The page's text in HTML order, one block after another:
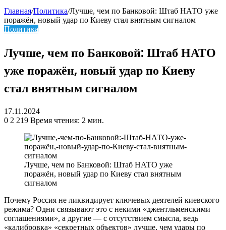
Главная/Политика/Лучше, чем по Банковой: Штаб НАТО уже
поражён, новый удар по Киеву стал внятным сигналом
Политика
Лучше, чем по Банковой: Штаб НАТО
уже поражён, новый удар по Киеву
стал внятным сигналом
17.11.2024
0 2 219 Время чтения: 2 мин.
Лучше, чем по Банковой: Штаб НАТО уже
поражён, новый удар по Киеву стал внятным
сигналом
Почему Россия не ликвидирует ключевых деятелей киевского
режима? Одни связывают это с некими «джентльменскими
соглашениями», а другие — с отсутствием смысла, ведь
«калибровка» «секретных объектов» лучше, чем удары по